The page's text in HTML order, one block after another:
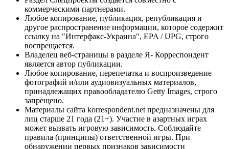
коммерческими партнерами.
Любое копирование, публикация, републикация и
другое распространение информации, которое содержит
ссылку на "Интерфакс-Украина", EPA / UPG, строго
воспрещается.
Владелец веб-страницы в разделе Я- Корреспондент
является автор публикации.
Любое копирование, перепечатка и воспроизведение
фотографий и/или аудиовизуальных материалов,
принадлежащих правообладателю Getty Images, строго
запрещено.
Материалы сайта korrespondent.net предназначены для
лиц старше 21 года (21+). Участие в азартных играх
может вызвать игровую зависимость. Соблюдайте
правила (принципы) ответственной игры. При
обнаружении первых признаков зависимости